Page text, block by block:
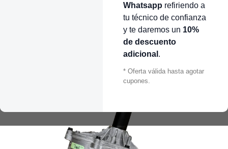
Whatsapp refiriendo a
tu técnico de confianza
y te daremos un 10%
de descuento
adicional .
* Oferta válida hasta agotar
cupones.